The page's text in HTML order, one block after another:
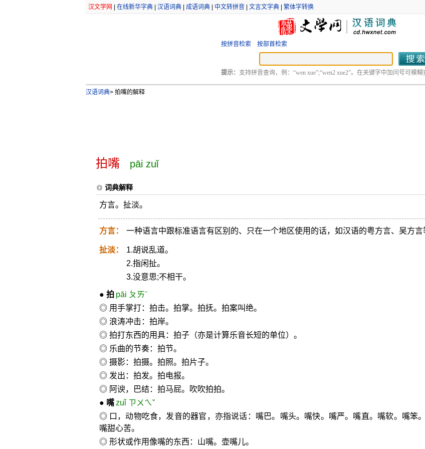
汉文学网 在线新华字典| 汉语词典| 成语词典| 中文转拼音| 文言文字典| 繁体字转换
按拼音检索 按部首检索
提示： 支持拼音查询，例：“wen xue”;“wen2 xue2”。在关键字中加问号可模糊
汉语词典>拍嘴的解释
拍嘴 pāi zuǐ
词典解释
方言。扯淡。
方言： 一种语言中跟标准语言有区别的、只在一个地区使用的话，如汉语的粤方言、吴方言
扯淡：
1.胡说乱道。
2.指闲扯。
3.没意思;不相干。
● 拍 pāi ㄆㄞˉ
◎ 用手掌打：拍击。拍掌。拍抚。拍案叫绝。
◎ 浪涛冲击：拍岸。
◎ 拍打东西的用具：拍子（亦是计算乐音长短的单位）。
◎ 乐曲的节奏：拍节。
◎ 摄影：拍摄。拍照。拍片子。
◎ 发出：拍发。拍电报。
◎ 阿谀，巴结：拍马屁。吹吹拍拍。
● 嘴 zuǐ ㄗㄨㄟˇ
◎ 口，动物吃食，发音的器官，亦指说话：嘴巴。嘴头。嘴快。嘴严。嘴直。嘴软。嘴笨。
嘴甜心苦。
◎ 形状或作用像嘴的东西：山嘴。壶嘴儿。